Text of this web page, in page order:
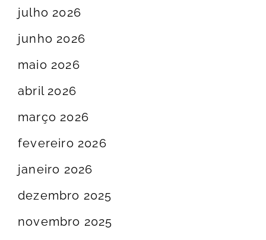
julho 2026
junho 2026
maio 2026
abril 2026
março 2026
fevereiro 2026
janeiro 2026
dezembro 2025
novembro 2025